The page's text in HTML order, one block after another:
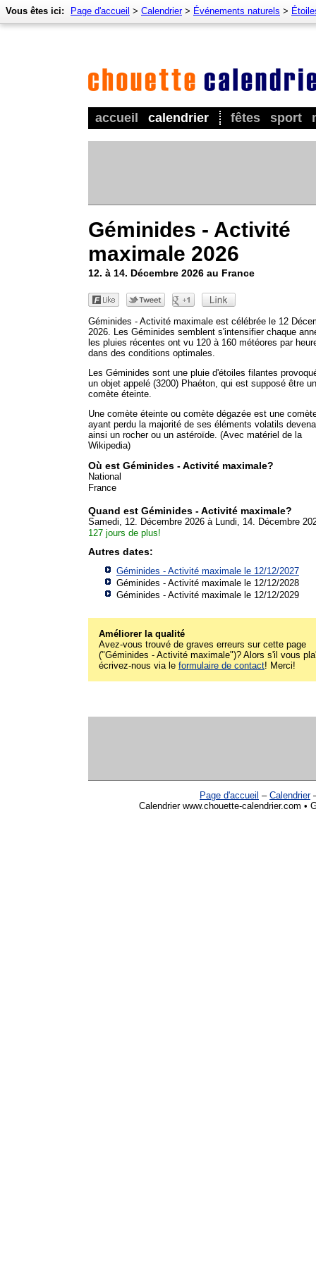
accueil calendrier fêtes sport
Vous êtes ici: Page d'accueil > Calendrier> Événements naturels >
Géminides - Activité
maximale 2026
12. à 14. Décembre 2026 au France
Géminides - Activité maximale est célébrée le 12
2026. Les Géminides semblent s'intensifier chaque
les pluies récentes ont vu 120 à 160 météores par
dans des conditions optimales.
Les Géminides sont une pluie d'étoiles filantes
un objet appelé (3200) Phaéton, qui est supposé être
comète éteinte.
Une comète éteinte ou comète dégazée est une
ayant perdu la majorité de ses éléments volatils
ainsi un rocher ou un astéroïde. (Avec matériel de la
Wikipedia)
Où est Géminides - Activité maximale?
National
France
Quand est Géminides - Activité maximale?
Samedi, 12. Décembre 2026 à Lundi, 14. Décembre
127 jours de plus!
Autres dates:
Géminides - Activité maximale le 12/12/2027
Géminides - Activité maximale le 12/12/2028
Géminides - Activité maximale le 12/12/2029
Améliorer la qualité
Avez-vous trouvé de graves erreurs sur cette page
("Géminides - Activité maximale")? Alors s'il vous
écrivez-nous via le formulaire de contact! Merci!
Page d'accueil – Calendrier
Calendrier www.chouette-calendrier.com